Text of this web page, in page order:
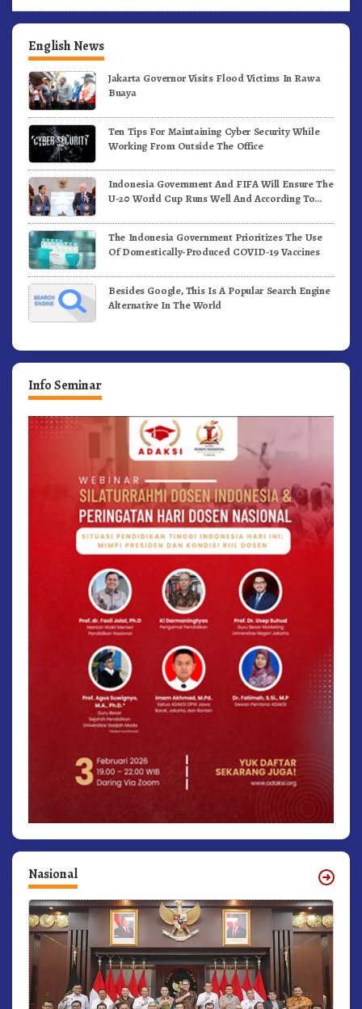
English News
Jakarta Governor Visits Flood Victims In Rawa
Buaya
Ten Tips For Maintaining Cyber Security While
Working From Outside The Office
Indonesia Government And FIFA Will Ensure The
U-20 World Cup Runs Well And According To
The Indonesia Government Prioritizes The Use
Of Domestically-Produced COVID-19 Vaccines
Besides Google, This Is A Popular Search Engine
Alternative In The World
Info Seminar
Nasional